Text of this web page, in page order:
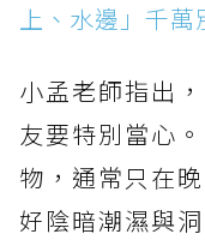
上、水邊」千萬
小孟老師指出
友要特別當心
物，通常只在
好陰暗潮濕與